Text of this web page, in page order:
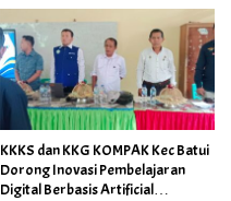
KKKS dan KKG KOMPAK Kec Batui
Dorong Inovasi Pembelajaran
Digital Berbasis Artificial